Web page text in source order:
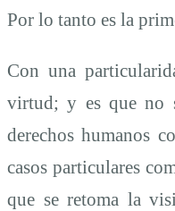
Por lo tanto es la
Con una
virtud; y es que no
derechos humanos
casos particulares
que se retoma la